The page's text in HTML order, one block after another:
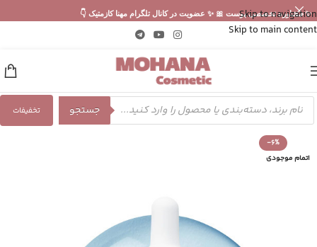
Skip to navigation
Skip to main content
✨ مشاوره تخصصی پوست 🎀 ✨ عضویت در کانال تلگرام مهنا کازمتیک 👇
جستجو تخفیفات
-6%
اتمام موجودی